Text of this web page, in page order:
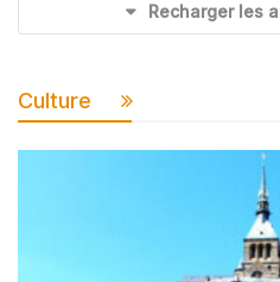
Recharger les
Culture